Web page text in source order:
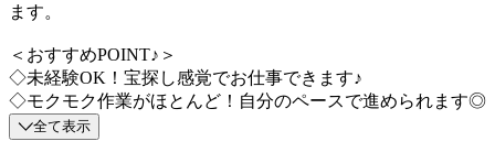
ます。
＜おすすめPOINT♪＞
◇未経験OK！宝探し感覚でお仕事できます♪
◇モクモク作業がほとんど！自分のペースで進められます◎
全て表示